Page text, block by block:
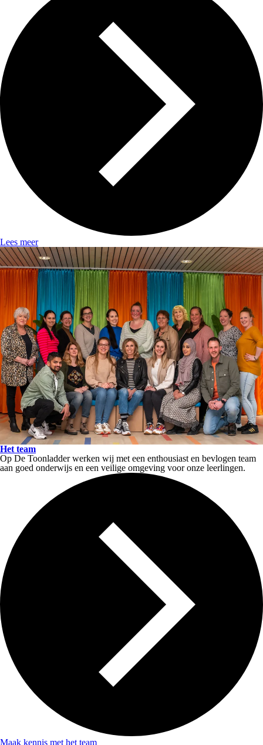
Lees meer
Het team
Op De Toonladder werken wij met een enthousiast en bevlogen team
aan goed onderwijs en een veilige omgeving voor onze leerlingen.
Maak kennis met het team